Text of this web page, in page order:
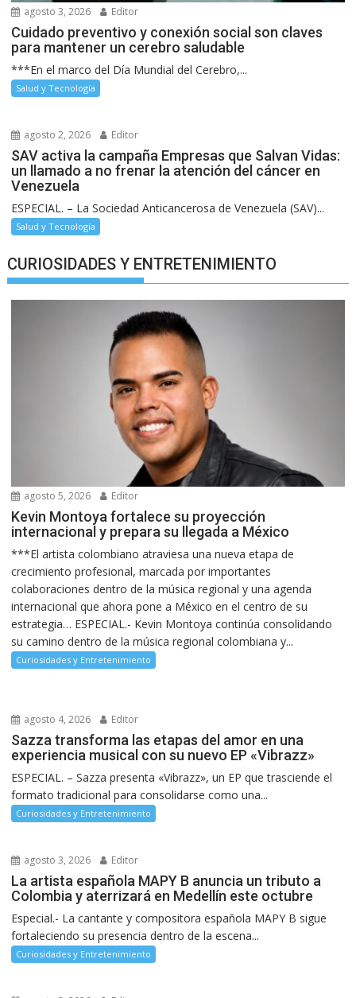
agosto 3, 2026 Editor
Cuidado preventivo y conexión social son claves
para mantener un cerebro saludable
***En el marco del Día Mundial del Cerebro,...
Salud y Tecnología
agosto 2, 2026 Editor
SAV activa la campaña Empresas que Salvan Vidas:
un llamado a no frenar la atención del cáncer en
Venezuela
ESPECIAL. – La Sociedad Anticancerosa de Venezuela (SAV)...
Salud y Tecnología
CURIOSIDADES Y ENTRETENIMIENTO
agosto 5, 2026 Editor
Kevin Montoya fortalece su proyección
internacional y prepara su llegada a México
***El artista colombiano atraviesa una nueva etapa de
crecimiento profesional, marcada por importantes
colaboraciones dentro de la música regional y una agenda
internacional que ahora pone a México en el centro de su
estrategia… ESPECIAL.- Kevin Montoya continúa consolidando
su camino dentro de la música regional colombiana y...
Curiosidades y Entretenimiento
agosto 4, 2026 Editor
Sazza transforma las etapas del amor en una
experiencia musical con su nuevo EP «Vibrazz»
ESPECIAL. – Sazza presenta «Vibrazz», un EP que trasciende el
formato tradicional para consolidarse como una...
Curiosidades y Entretenimiento
agosto 3, 2026 Editor
La artista española MAPY B anuncia un tributo a
Colombia y aterrizará en Medellín este octubre
Especial.- La cantante y compositora española MAPY B sigue
fortaleciendo su presencia dentro de la escena...
Curiosidades y Entretenimiento